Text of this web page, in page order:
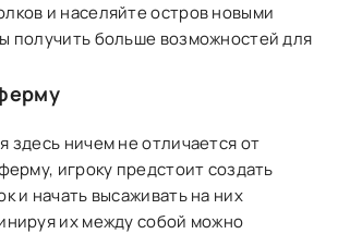
и населяйте остров новыми
получить больше возможностей для
здесь ничем не отличается от
игроку предстоит создать
и начать высаживать на них
их между собой можно